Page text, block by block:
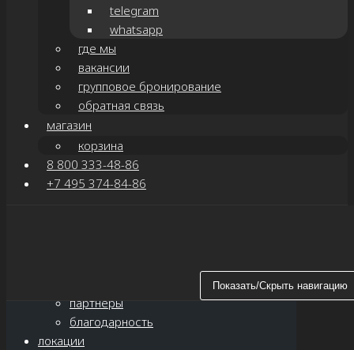
telegram
whatsapp
где мы
вакансии
групповое бронирование
обратная связь
магазин
корзина
8 800 333-48-86
+7 495 374-84-86
Показать/Скрыть навигацию
партнёры
благодарность
локации